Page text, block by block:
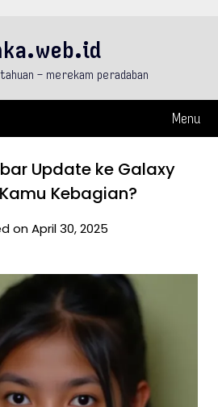
– merekam peradaban
Menu
Update ke Galaxy
Kebagian?
on April 30, 2025